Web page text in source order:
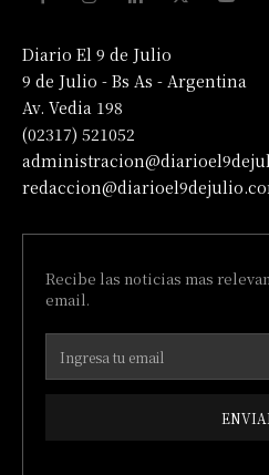
Diario El 9 de Julio
9 de Julio - Bs As - Argentina
Av. Vedia 198
(02317) 521052
Recibe las noticias mas
email.